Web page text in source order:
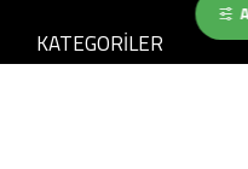
KATEGORİLER